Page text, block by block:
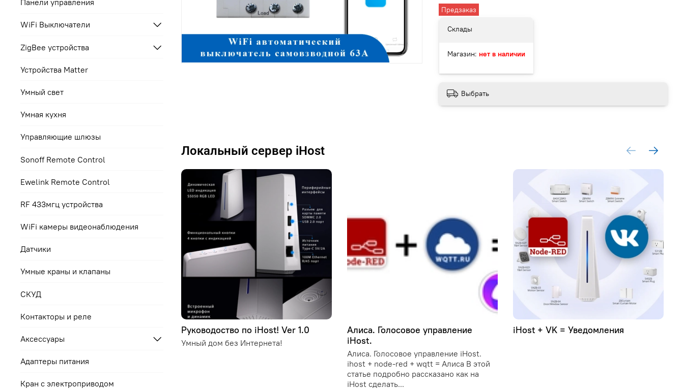
Предзаказ
Склады
Магазин: нет в наличии
Выбрать
Локальный сервер iHost
Руководоство по iHost! Ver 1.0
Умный дом без Интернета!
Алиса. Голосовое управление
iHost.
Алиса. Голосовое управление iHost.
ihost + node-red + wqtt = Алиса В этой
статье подробно рассказано как на
iHost сделать...
iHost + VK = Уведомления
Панели управления
WiFi Выключатели
ZigBee устройства
Устройства Matter
Умный свет
Умная кухня
Управляющие шлюзы
Sonoff Remote Control
Ewelink Remote Control
RF 433мгц устройства
WiFi камеры видеонаблюдения
Датчики
Умные краны и клапаны
СКУД
Контакторы и реле
Аксессуары
Адаптеры питания
Кран с электроприводом